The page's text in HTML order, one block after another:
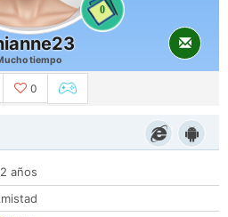
0
tiempo
0
años